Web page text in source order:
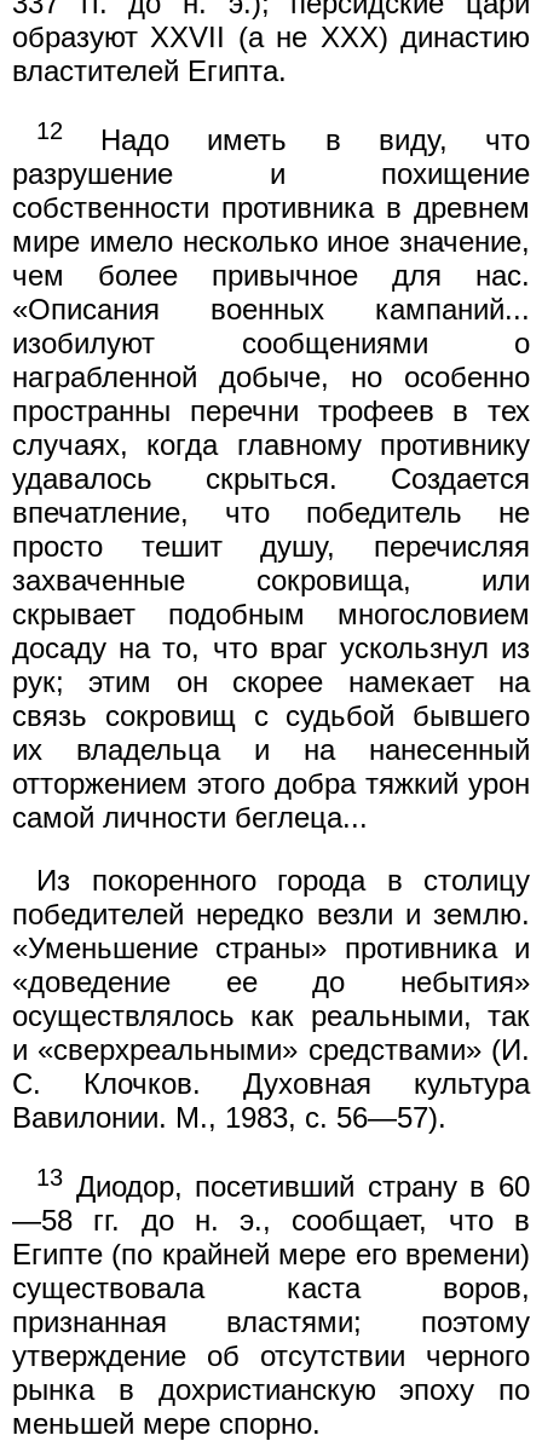
образуют XXVII (а не XXX) династию
властителей Египта.
12
Надо иметь в виду, что
разрушение и похищение
собственности противника в древнем
мире имело несколько иное значение,
чем более привычное для нас.
«Описания военных кампаний...
изобилуют сообщениями о
награбленной добыче, но особенно
пространны перечни трофеев в тех
случаях, когда главному противнику
удавалось скрыться. Создается
впечатление, что победитель не
просто тешит душу, перечисляя
захваченные сокровища, или
скрывает подобным многословием
досаду на то, что враг ускользнул из
рук; этим он скорее намекает на
связь сокровищ с судьбой бывшего
их владельца и на нанесенный
отторжением этого добра тяжкий урон
самой личности беглеца...
Из покоренного города в столицу
победителей нередко везли и землю.
«Уменьшение страны» противника и
«доведение ее до небытия»
осуществлялось как реальными, так
и «сверхреальными» средствами» (И.
С. Клочков. Духовная культура
Вавилонии. М., 1983, с. 56—57).
13 Диодор, посетивший страну в 60
—58 гг. до н. э., сообщает, что в
Египте (по крайней мере его времени)
существовала каста воров,
признанная властями; поэтому
утверждение об отсутствии черного
рынка в дохристианскую эпоху по
меньшей мере спорно.